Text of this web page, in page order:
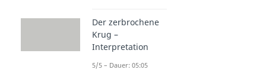
Der zerbrochene
Krug –
Interpretation
5/5 – Dauer: 05:05